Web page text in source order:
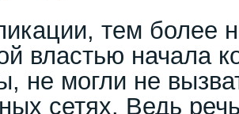
тем более
властью начала
не могли не
сетях. Ведь